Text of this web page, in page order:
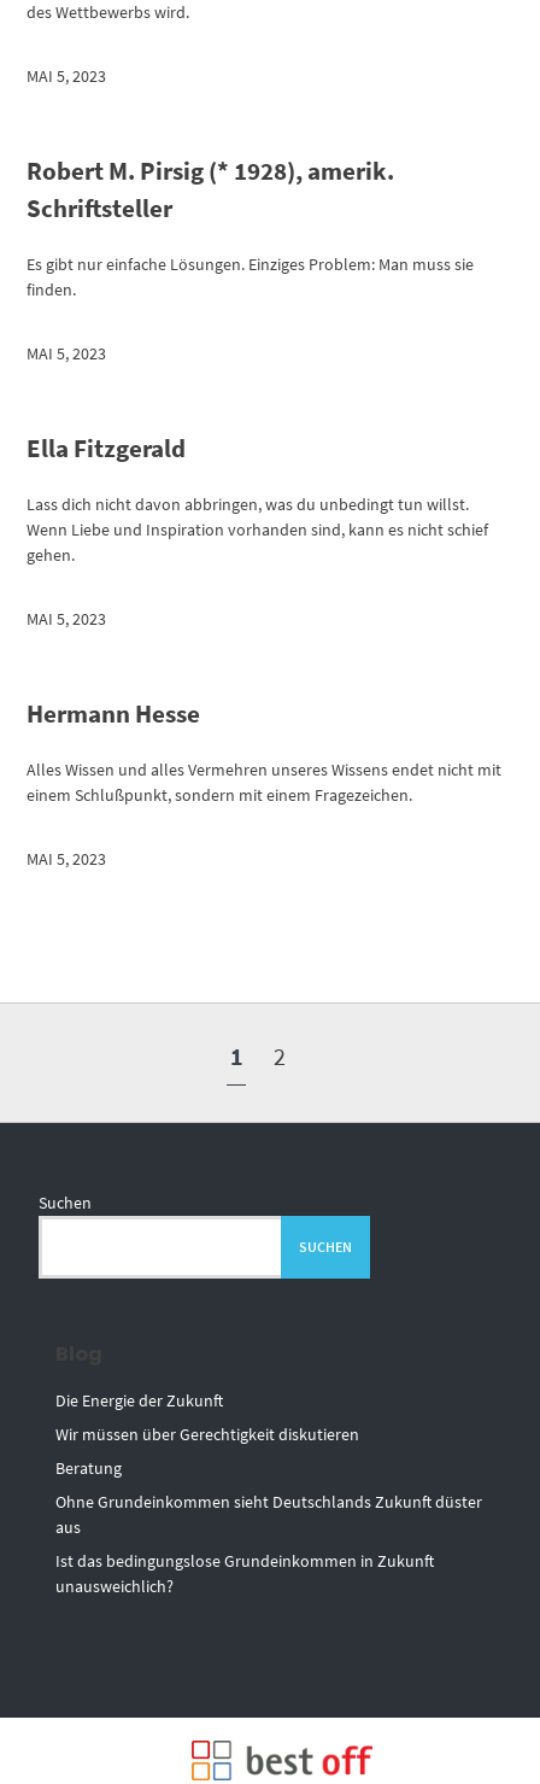
des Wettbewerbs wird.
MAI 5, 2023
Robert M. Pirsig (* 1928), amerik.
Schriftsteller
Es gibt nur einfache Lösungen. Einziges Problem: Man muss sie
finden.
MAI 5, 2023
Ella Fitzgerald
Lass dich nicht davon abbringen, was du unbedingt tun willst.
Wenn Liebe und Inspiration vorhanden sind, kann es nicht schief
gehen.
MAI 5, 2023
Hermann Hesse
Alles Wissen und alles Vermehren unseres Wissens endet nicht mit
einem Schlußpunkt, sondern mit einem Fragezeichen.
MAI 5, 2023
1 2
Suchen
SUCHEN
Die Energie der Zukunft
Wir müssen über Gerechtigkeit diskutieren
Beratung
Ohne Grundeinkommen sieht Deutschlands Zukunft düster
aus
Ist das bedingungslose Grundeinkommen in Zukunft
unausweichlich?